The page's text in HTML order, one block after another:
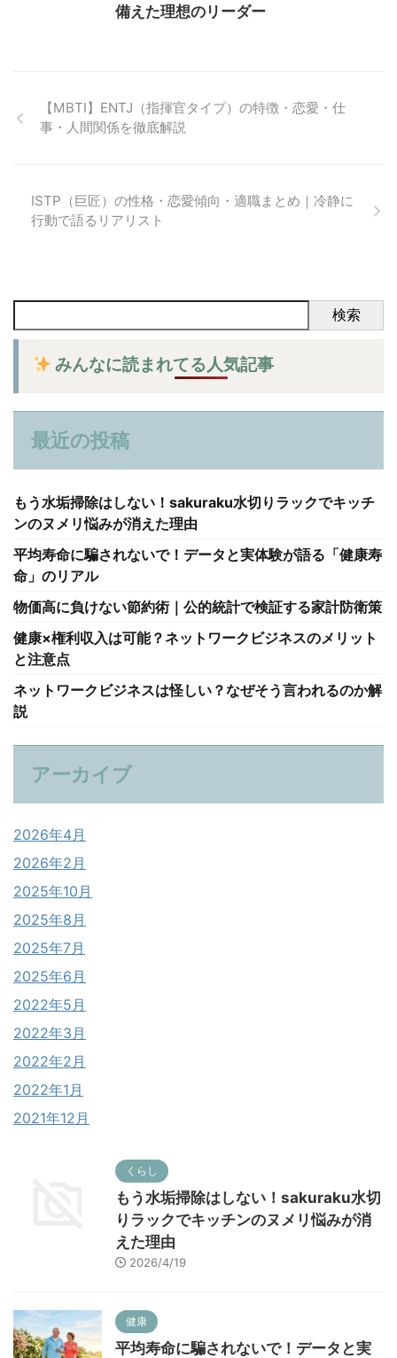
備えた理想のリーダー
【MBTI】ENTJ（指揮官タイプ）の特徴・恋愛・仕
事・人間関係を徹底解説
ISTP（巨匠）の性格・恋愛傾向・適職まとめ｜冷静に
行動で語るリアリスト
検索
みんなに読まれてる人気記事
最近の投稿
もう水垢掃除はしない！sakuraku水切りラックでキッチ
ンのヌメリ悩みが消えた理由
平均寿命に騙されないで！データと実体験が語る「健康寿
命」のリアル
物価高に負けない節約術｜公的統計で検証する家計防衛策
健康×権利収入は可能？ネットワークビジネスのメリット
と注意点
ネットワークビジネスは怪しい？なぜそう言われるのか解
説
アーカイブ
2026年4月
2026年2月
2025年10月
2025年8月
2025年7月
2025年6月
2022年5月
2022年3月
2022年2月
2022年1月
2021年12月
くらし
もう水垢掃除はしない！sakuraku水切
りラックでキッチンのヌメリ悩みが消
えた理由
2026/4/19
健康
平均寿命に騙されないで！データと実